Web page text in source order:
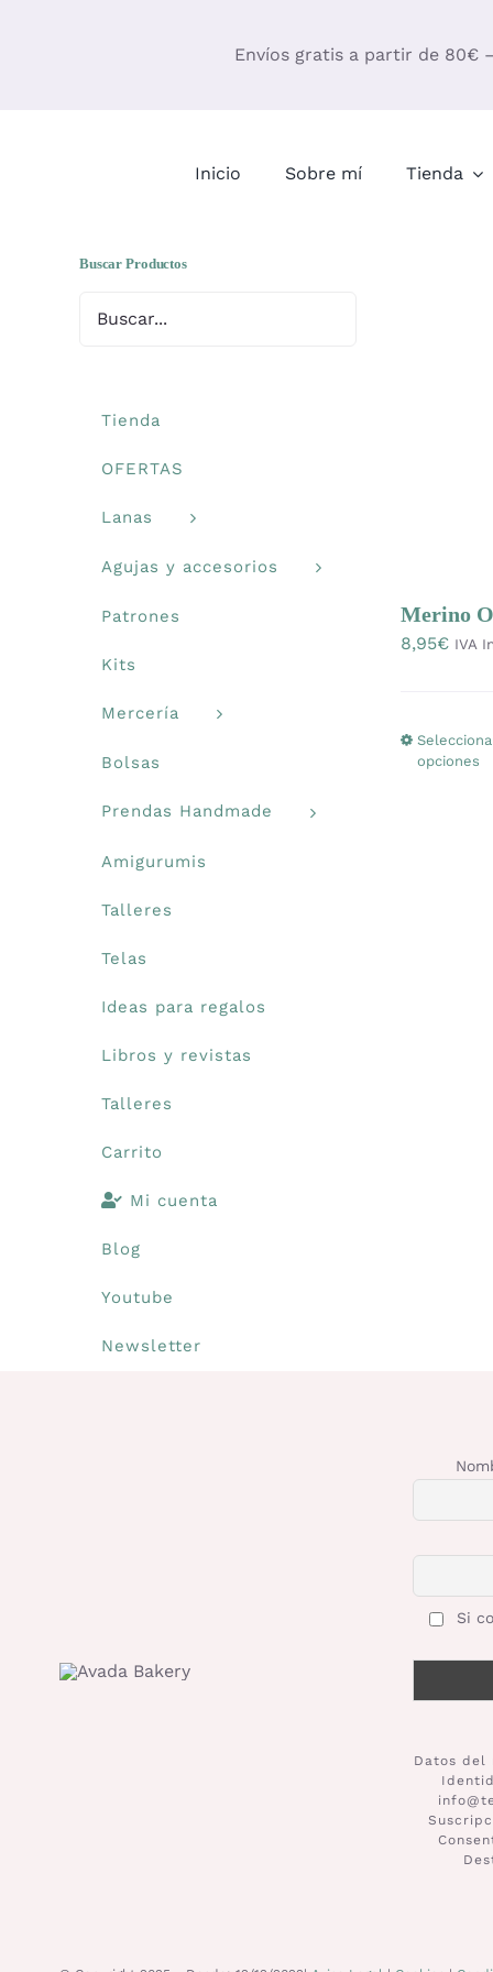
Envíos gratis a partir de 80€
Inicio Sobre mí Tienda
Merino
8,95€ IVA
opciones
Buscar Productos
Tienda
OFERTAS
Lanas
Agujas y accesorios
Patrones
Kits
Mercería
Bolsas
Prendas Handmade
Amigurumis
Talleres
Telas
Ideas para regalos
Libros y revistas
Talleres
Carrito
Mi cuenta
Blog
Youtube
Newsletter
Si
Datos del